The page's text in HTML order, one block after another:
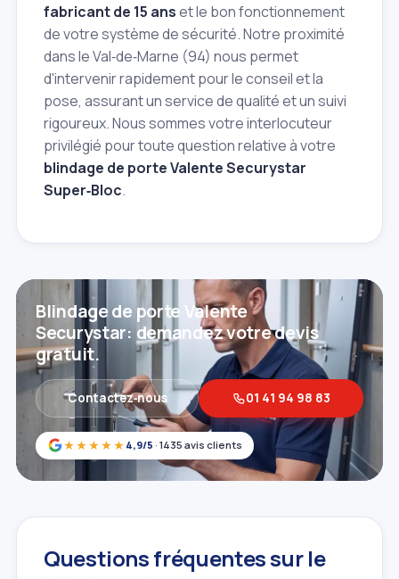
fabricant de 15 anset le bon fonctionnement
de votre système de sécurité. Notre proximité
dans le Val‑de‑Marne (94) nous permet
d'intervenir rapidement pour le conseil et la
pose, assurant un service de qualité et un suivi
rigoureux. Nous sommes votre interlocuteur
privilégié pour toute question relative à votre
blindage de porte Valente Securystar
Super‑Bloc.
★★★★★ 4,9/5 · 1435 avis clients
Blindage de porte Valente
Securystar: demandez votre devis
gratuit.
Contactez‑nous 01 41 94 98 83
Questions fréquentes sur le